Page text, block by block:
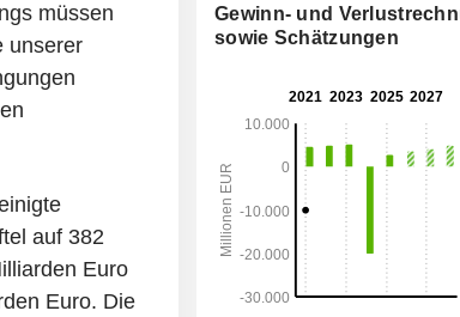
müssen
unserer
auf 382
Euro
Euro. Die
Markforged und Seurat
Drucklösungen).
Gewinn- und
sowie Schätzungen